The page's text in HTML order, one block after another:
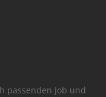
passenden Job und